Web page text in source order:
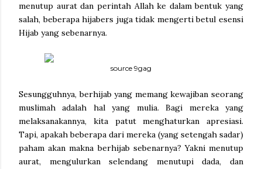
menutup aurat dan perintah Allah ke dalam bentuk yang
salah, beberapa hijabers juga tidak mengerti betul esensi
Hijab yang sebenarnya.
source 9gag
Sesungguhnya, berhijab yang memang kewajiban seorang
muslimah adalah hal yang mulia. Bagi mereka yang
melaksanakannya, kita patut menghaturkan apresiasi.
Tapi, apakah beberapa dari mereka (yang setengah sadar)
paham akan makna berhijab sebenarnya? Yakni menutup
aurat, mengulurkan selendang menutupi dada, dan